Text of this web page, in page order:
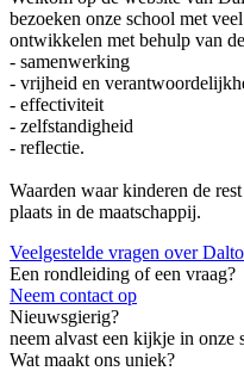
bezoeken onze school met
ontwikkelen met behulp van
- samenwerking
- vrijheid en
- effectiviteit
- zelfstandigheid
- reflectie.
Waarden waar kinderen de
plaats in de maatschappij.
Veelgestelde vragen over
Een rondleiding of een vraag?
Neem contact op
Nieuwsgierig?
neem alvast een kijkje in onze
Wat maakt ons uniek?